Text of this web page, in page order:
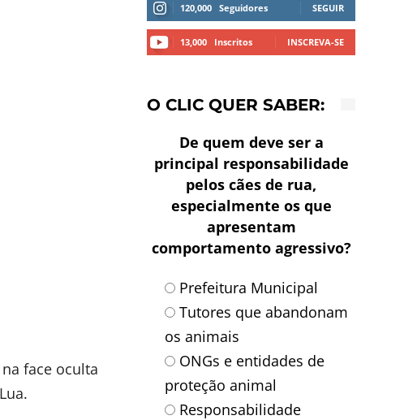
face oculta
120,000 Seguidores SEGUIR
13,000 Inscritos INSCREVA-SE
O CLIC QUER SABER:
De quem deve ser a
principal responsabilidade
pelos cães de rua,
especialmente os que
apresentam
comportamento agressivo?
Prefeitura Municipal
Tutores que abandonam
os animais
ONGs e entidades de
proteção animal
Responsabilidade